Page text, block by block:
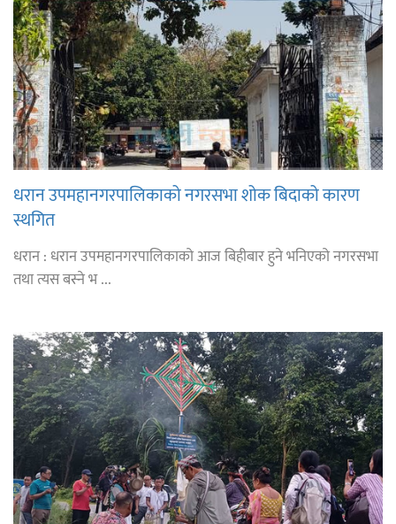
धरान उपमहानगरपालिकाको नगरसभा शोक बिदाको कारण
स्थगित
धरान : धरान उपमहानगरपालिकाको आज बिहीबार हुने भनिएको नगरसभा
तथा त्यस बस्ने भ ...